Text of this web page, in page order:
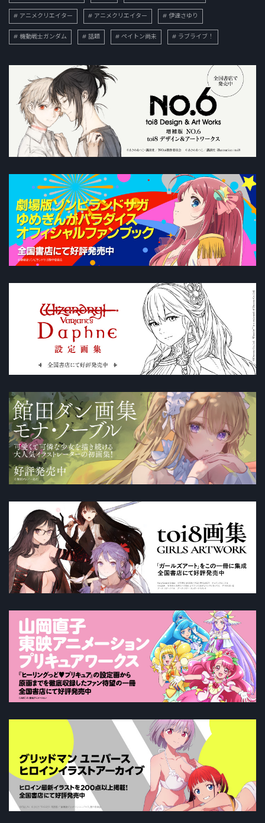
アニメクリエイター アニメクリエイター 伊達さゆり
機動戦士ガンダム 話題 ペイトン尚未 ラブライブ！